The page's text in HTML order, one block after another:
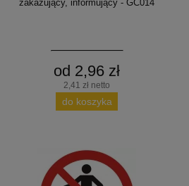
zakazujący, informujący - GC014
od 2,96 zł
2,41 zł netto
do koszyka